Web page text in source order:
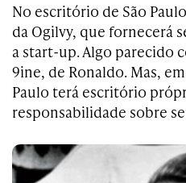
No escritório de São
da Ogilvy, que fornecerá
a start-up. Algo parecido
9ine, de Ronaldo. Mas,
Paulo terá escritório
responsabilidade sobre